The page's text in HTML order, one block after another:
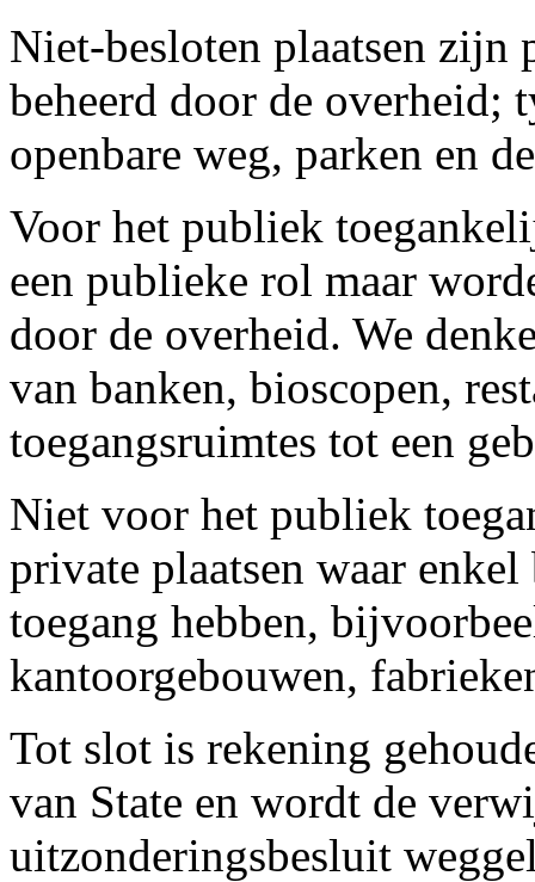
Niet-besloten plaatsen
beheerd door de overheid;
openbare weg, parken en
Voor het publiek
een publieke rol maar
door de overheid. We
van banken, bioscopen,
toegangsruimtes tot een
Niet voor het publiek
private plaatsen waar
toegang hebben,
kantoorgebouwen,
Tot slot is rekening
van State en wordt de
uitzonderingsbesluit